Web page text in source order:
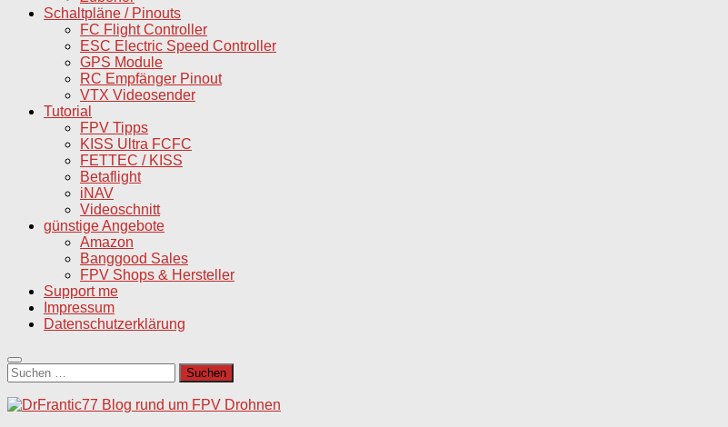
Schaltpläne / Pinouts
FC Flight Controller
ESC Electric Speed Controller
GPS Module
RC Empfänger Pinout
VTX Videosender
Tutorial
FPV Tipps
KISS Ultra FCFC
FETTEC / KISS
Betaflight
iNAV
Videoschnitt
günstige Angebote
Amazon
Banggood Sales
FPV Shops & Hersteller
Support me
Impressum
Datenschutzerklärung
Suchen
nach: